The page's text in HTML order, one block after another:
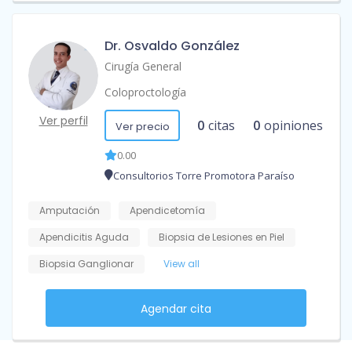
Ver perfil
Dr. Osvaldo González
Cirugía General
Coloproctología
Ver precio 0 citas 0 opiniones
0.00
Consultorios Torre Promotora Paraíso
Amputación
Apendicetomía
Apendicitis Aguda
Biopsia de Lesiones en Piel
Biopsia Ganglionar
View all
Agendar cita